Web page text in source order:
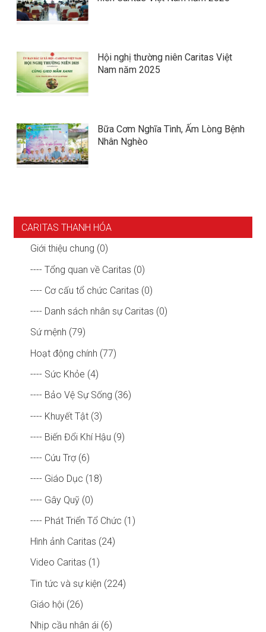
Hội nghị thường niên Caritas Việt
Nam năm 2025
​​​​​​​Bữa Cơm Nghĩa Tình, Ấm Lòng Bệnh
Nhân Nghèo
CARITAS THANH HÓA
Giới thiệu chung (0)
---- Tổng quan về Caritas (0)
---- Cơ cấu tổ chức Caritas (0)
---- Danh sách nhân sự Caritas (0)
Sứ mệnh (79)
Hoạt động chính (77)
---- Sức Khỏe (4)
---- Bảo Vệ Sự Sống (36)
---- Khuyết Tật (3)
---- Biến Đổi Khí Hậu (9)
---- Cứu Trợ (6)
---- Giáo Dục (18)
---- Gây Quỹ (0)
---- Phát Triển Tổ Chức (1)
Hình ảnh Caritas (24)
Video Caritas (1)
Tin tức và sự kiện (224)
Giáo hội (26)
Nhịp cầu nhân ái (6)